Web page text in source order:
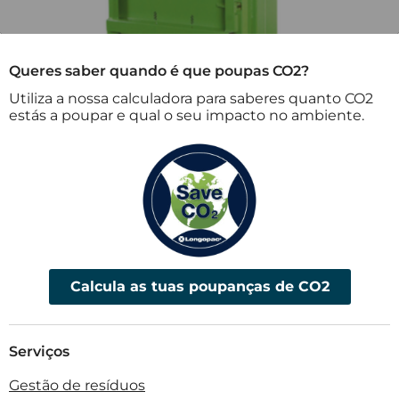
Queres saber quando é que poupas CO2?
Utiliza a nossa calculadora para saberes quanto CO2
estás a poupar e qual o seu impacto no ambiente.
Calcula as tuas poupanças de CO2
Serviços
Gestão de resíduos